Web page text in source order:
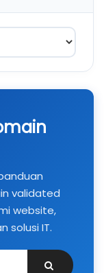
validated
website,
solusi IT.